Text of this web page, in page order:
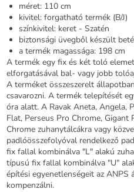
méret: 110 cm
kivitel: forgatható termék (B/J)
színkivitel: keret - Szatén
biztonsági üvegből készült
a termék magassága: 198 cm
A termék egy fix és két toló
elforgatásával bal- vagy jobb
A terméket összeszerelt
csavarozni. A termék telepítését
óra alatt. A Ravak Aneta, Angela,
Flat, Perseus Pro Chrome,
Chrome zuhanytálcákra vagy
padlóösszefolyóval rendelkező
fix fallal kombinálva "L" alakú
típusú fix fallal kombinálva "U"
építési egyenetlenségeit az
kompenzálni.